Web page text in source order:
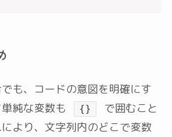
も、コードの意図を明確にす
純な変数も
{}
で囲むこと
より、文字列内のどこで変数